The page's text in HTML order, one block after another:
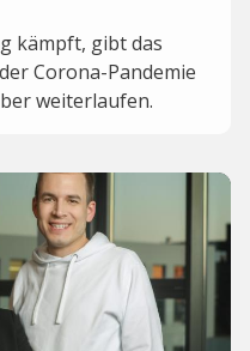
kämpft, gibt das
Corona-Pandemie
weiterlaufen.